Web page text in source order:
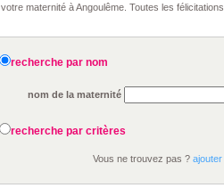
votre maternité à Angoulême. Toutes les
recherche par nom
nom de la maternité
recherche par critères
Vous ne trouvez pas ?